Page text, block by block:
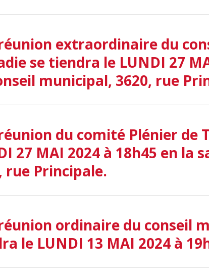
extraordinaire du
se tiendra le LUNDI 27
municipal, 3620, rue
du comité Plénier de
27 MAI 2024 à 18h45 en la
rue Principale.
ordinaire du conseil
le LUNDI 13 MAI 2024 à